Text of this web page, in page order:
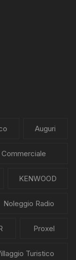
Auguri
KENWOOD
Noleggio Radio
Proxel
Turistico